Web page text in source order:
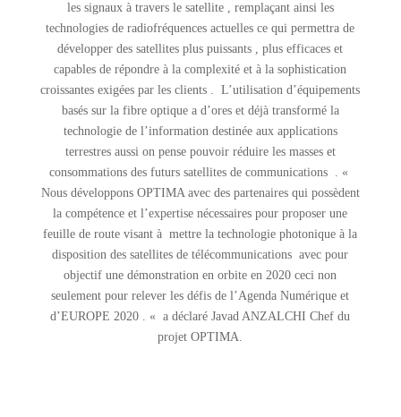
les signaux à travers le satellite , remplaçant ainsi les
technologies de radiofréquences actuelles ce qui permettra de
développer des satellites plus puissants , plus efficaces et
capables de répondre à la complexité et à la sophistication
croissantes exigées par les clients . L’utilisation d’équipements
basés sur la fibre optique a d’ores et déjà transformé la
technologie de l’information destinée aux applications
terrestres aussi on pense pouvoir réduire les masses et
consommations des futurs satellites de communications . «
Nous développons OPTIMA avec des partenaires qui possèdent
la compétence et l’expertise nécessaires pour proposer une
feuille de route visant à mettre la technologie photonique à la
disposition des satellites de télécommunications avec pour
objectif une démonstration en orbite en 2020 ceci non
seulement pour relever les défis de l’Agenda Numérique et
d’EUROPE 2020 . « a déclaré Javad ANZALCHI Chef du
projet OPTIMA.